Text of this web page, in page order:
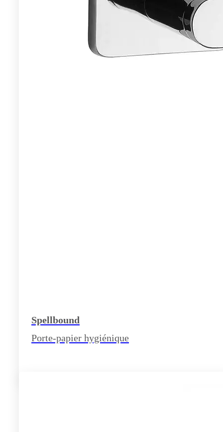
Spellbound
Porte-papier hygiénique